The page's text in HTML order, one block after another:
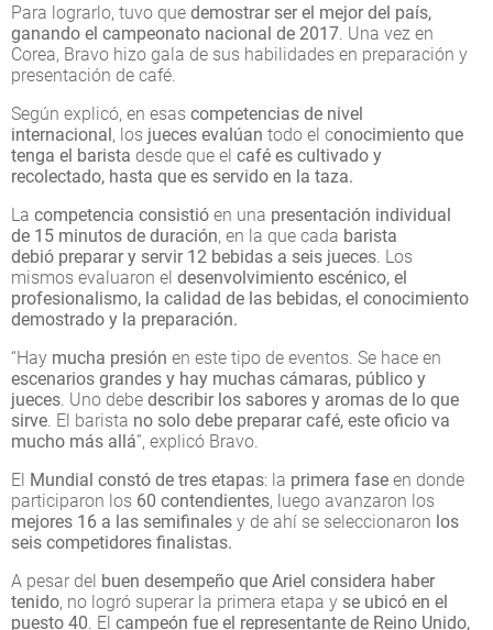
Para lograrlo, tuvo que demostrar ser el mejor del país,
ganando el campeonato nacional de 2017. Una vez en
Corea, Bravo hizo gala de sus habilidades en preparación y
presentación de café.
Según explicó, en esas competencias de nivel
internacional, los jueces evalúan todo el conocimiento que
tenga el barista desde que el café es cultivado y
recolectado, hasta que es servido en la taza.
La competencia consistió en una presentación individual
de 15 minutos de duración, en la que cada barista
debió preparar y servir 12 bebidas a seis jueces. Los
mismos evaluaron el desenvolvimiento escénico, el
profesionalismo, la calidad de las bebidas, el conocimiento
demostrado y la preparación.
“Hay mucha presión en este tipo de eventos. Se hace en
escenarios grandes y hay muchas cámaras, público y
jueces. Uno debe describir los sabores y aromas de lo que
sirve. El barista no solo debe preparar café, este oficio va
mucho más allá”, explicó Bravo.
El Mundial constó de tres etapas: la primera fase en donde
participaron los 60 contendientes, luego avanzaron los
mejores 16 a las semifinales y de ahí se seleccionaron los
seis competidores finalistas.
A pesar del buen desempeño que Ariel considera haber
tenido, no logró superar la primera etapa y se ubicó en el
puesto 40. El campeón fue el representante de Reino Unido,